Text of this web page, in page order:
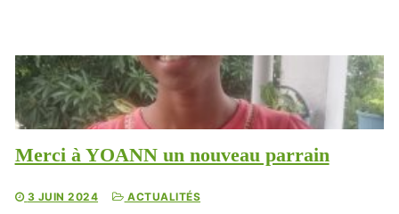
Merci à YOANN un nouveau parrain
3 JUIN 2024 ACTUALITÉS